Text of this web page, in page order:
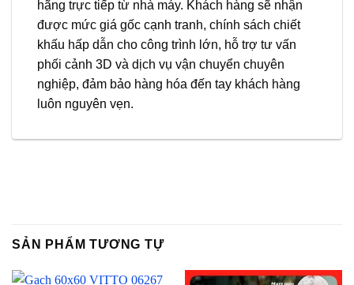
hãng trực tiếp từ nhà máy. Khách hàng sẽ nhận
được mức giá gốc cạnh tranh, chính sách chiết
khấu hấp dẫn cho công trình lớn, hỗ trợ tư vấn
phối cảnh 3D và dịch vụ vận chuyển chuyên
nghiệp, đảm bảo hàng hóa đến tay khách hàng
luôn nguyên vẹn.
SẢN PHẨM TƯƠNG TỰ